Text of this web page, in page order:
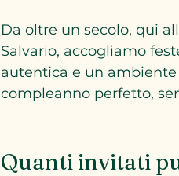
Da oltre un secolo, qui
Salvario, accogliamo
autentica e un
compleanno perfetto,
Quanti invitati